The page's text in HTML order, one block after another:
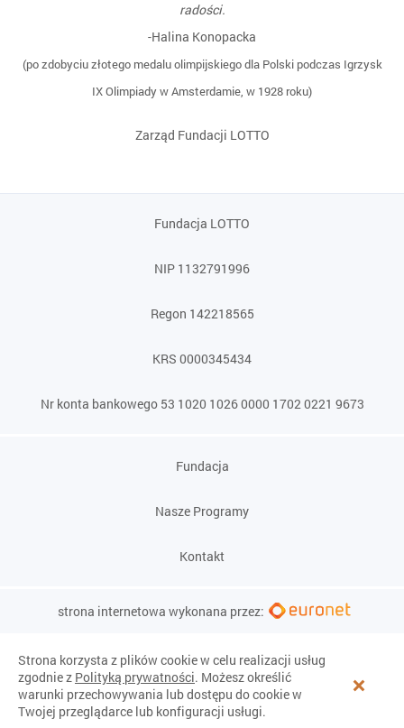
radości.
-Halina Konopacka
(po zdobyciu złotego medalu olimpijskiego dla Polski podczas Igrzysk
IX Olimpiady w Amsterdamie, w 1928 roku)
Zarząd Fundacji LOTTO
Fundacja LOTTO
NIP 1132791996
Regon 142218565
KRS 0000345434
Nr konta bankowego 53 1020 1026 0000 1702 0221 9673
Fundacja
Nasze Programy
Kontakt
strona internetowa wykonana przez:
Strona korzysta z plików cookie w celu realizacji usług
zgodnie z Polityką prywatności. Możesz określić
warunki przechowywania lub dostępu do cookie w
Twojej przeglądarce lub konfiguracji usługi.